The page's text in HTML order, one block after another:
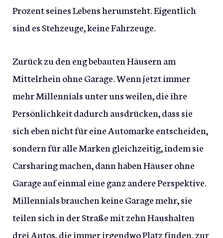
Prozent seines Lebens herumsteht. Eigentlich
sind es Stehzeuge, keine Fahrzeuge.
Zurück zu den eng bebauten Häusern am
Mittelrhein ohne Garage. Wenn jetzt immer
mehr Millennials unter uns weilen, die ihre
Persönlichkeit dadurch ausdrücken, dass sie
sich eben nicht für eine Automarke entscheiden,
sondern für alle Marken gleichzeitig, indem sie
Carsharing machen, dann haben Häuser ohne
Garage auf einmal eine ganz andere Perspektive.
Millennials brauchen keine Garage mehr, sie
teilen sich in der Straße mit zehn Haushalten
drei Autos, die immer irgendwo Platz finden, zur